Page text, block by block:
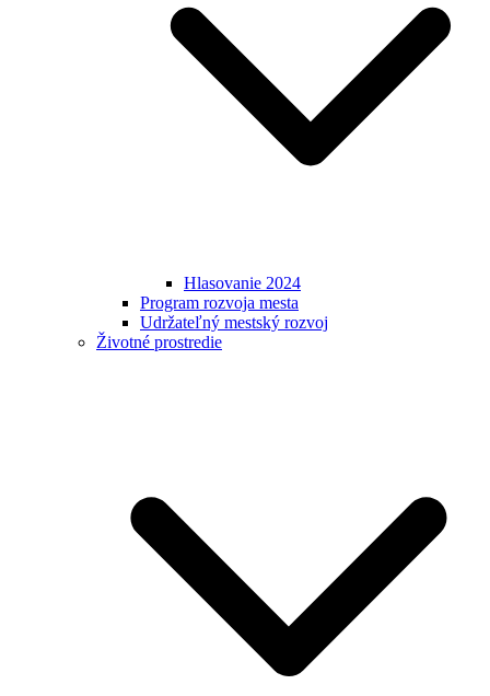
Hlasovanie 2024
Program rozvoja mesta
Udržateľný mestský rozvoj
Životné prostredie